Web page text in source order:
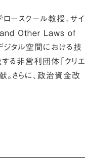
ースクール教授。サイ
and Other Laws of
ジタル空間における技
る非営利団体「クリエ
さらに、政治資金改